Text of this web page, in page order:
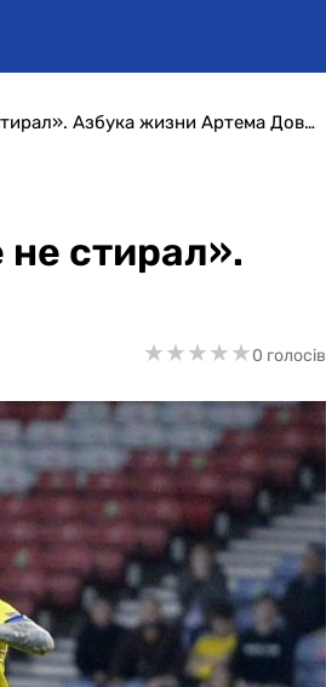
«Победную футболку с Евро даже не стирал». Азбука жизни Артема Довбыка
стирал».
★★★★★
★★★★★0 голосів